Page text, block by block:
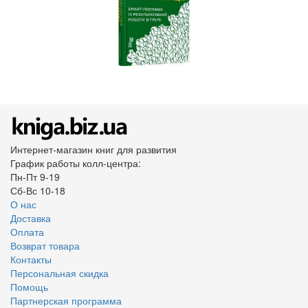
Интернет-магазин книг для развития
График работы колл-центра:
Пн-Пт 9-19
Сб-Вс 10-18
О нас
Доставка
Оплата
Возврат товара
Контакты
Персональная скидка
Помощь
Партнерская программа